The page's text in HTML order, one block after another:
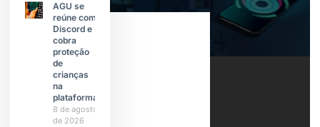
AGU se
reúne com
Discord e
cobra
proteção
de
crianças
na
plataforma
8 de agosto
de 2026